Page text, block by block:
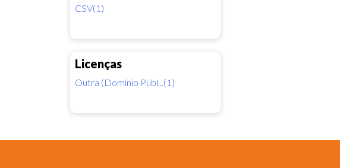
CSV(1)
Licenças
Outra (Domínio Públ...(1)